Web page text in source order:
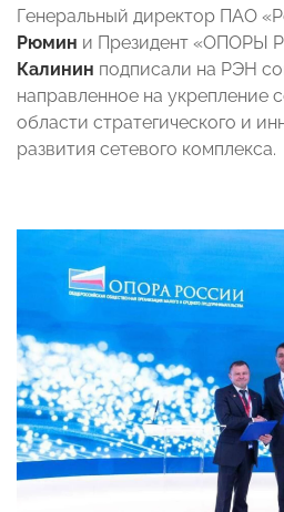
Генеральный директор ПАО
Рюмин и Президент «ОПОРЫ
Калинин подписали на РЭН
направленное на укрепление
области стратегического и
развития сетевого комплекса.